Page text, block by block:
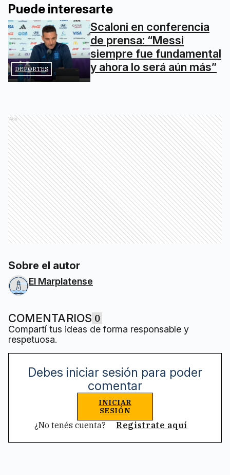
Puede interesarte
DEPORTES
Scaloni en conferencia
de prensa: “Messi
siempre fue fundamental
y ahora lo será aún más”
Ads
Sobre el autor
El Marplatense
COMENTARIOS 0
Compartí tus ideas de forma responsable y
respetuosa.
Debes iniciar sesión para poder
comentar
INICIAR
SESIÓN
¿No tenés cuenta? Registrate aquí